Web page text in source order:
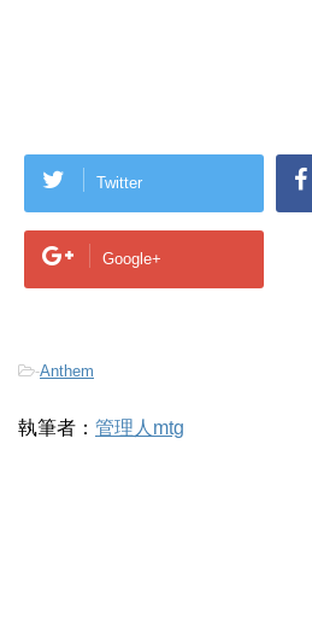
Twitter
Google+
-Anthem
執筆者： 管理人mtg